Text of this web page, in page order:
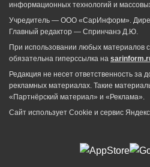
информационных технологий и
Учредитель — ООО «СарИнформ».
Главный редактор — Спринчанэ Д.Ю.
При использовании любых материалов
обязательна гиперссылка на
Редакция не несет ответственность за
рекламных материалах. Такие
«Партнёрский материал» и «Реклама».
Сайт использует Cookie и сервиc